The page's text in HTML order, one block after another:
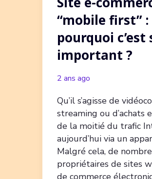
“mobile first” :
pourquoi c’est
important ?
2 ans ago
Qu’il s’agisse de
streaming ou d’achats
de la moitié du trafic
aujourd’hui via un
Malgré cela, de
propriétaires de sites
de commerce